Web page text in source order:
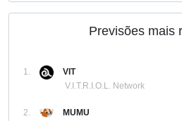
Previsões mais
1.
VIT
V.I.T.R.I.O.L. Network
2.
MUMU